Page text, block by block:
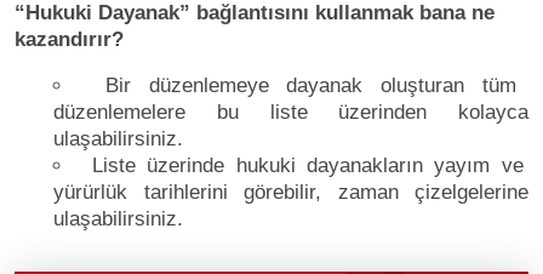
“Hukuki Dayanak” bağlantısını kullanmak bana ne
kazandırır?
Bir düzenlemeye dayanak oluşturan tüm
düzenlemelere bu liste üzerinden kolayca
ulaşabilirsiniz.
Liste üzerinde hukuki dayanakların yayım ve
yürürlük tarihlerini görebilir, zaman çizelgelerine
ulaşabilirsiniz.